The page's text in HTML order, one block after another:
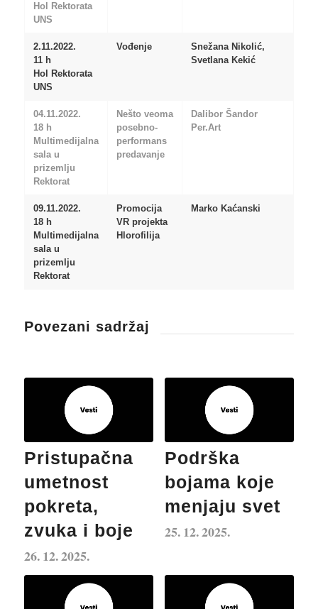
Hol Rektorata
UNS
2.11.2022.
11 h
Hol Rektorata
UNS
Vođenje
Snežana Nikolić,
Svetlana Kekić
04.11.2022.
18 h
Multimedijalna
sala u
prizemlju
Rektorat
Nešto veoma
posebno-
performans
predavanje
Dalibor Šandor
Per.Art
09.11.2022.
18 h
Multimedijalna
sala u
prizemlju
Rektorat
Promocija
VR projekta
Hlorofilija
Marko Kaćanski
Povezani sadržaj
Pristupačna
umetnost
pokreta,
zvuka i boje
26. 12. 2025.
Podrška
bojama koje
menjaju svet
25. 12. 2025.